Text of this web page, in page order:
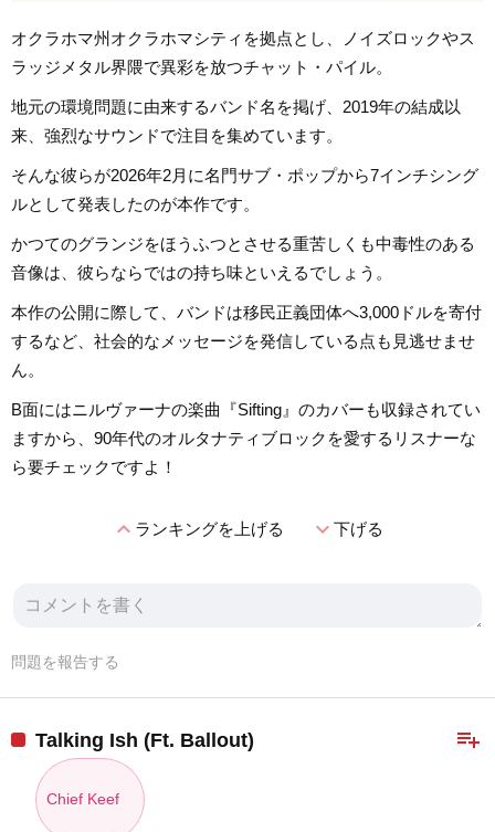
オクラホマ州オクラホマシティを拠点とし、ノイズロックやス
ラッジメタル界隈で異彩を放つチャット・パイル。
地元の環境問題に由来するバンド名を掲げ、2019年の結成以
来、強烈なサウンドで注目を集めています。
そんな彼らが2026年2月に名門サブ・ポップから7インチシング
ルとして発表したのが本作です。
かつてのグランジをほうふつとさせる重苦しくも中毒性のある
音像は、彼らならではの持ち味といえるでしょう。
本作の公開に際して、バンドは移民正義団体へ3,000ドルを寄付
するなど、社会的なメッセージを発信している点も見逃せませ
ん。
B面にはニルヴァーナの楽曲『Sifting』のカバーも収録されてい
ますから、90年代のオルタナティブロックを愛するリスナーな
ら要チェックですよ！
expand_lessランキングを上げる expand_more下げる
問題を報告する
playlist_add
Talking Ish (Ft. Ballout)
Chief Keef